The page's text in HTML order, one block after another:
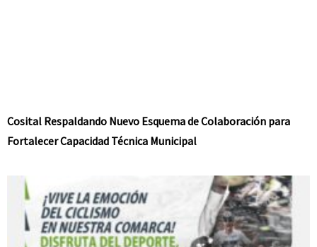
Cosital Respaldando Nuevo Esquema de Colaboración para
Fortalecer Capacidad Técnica Municipal